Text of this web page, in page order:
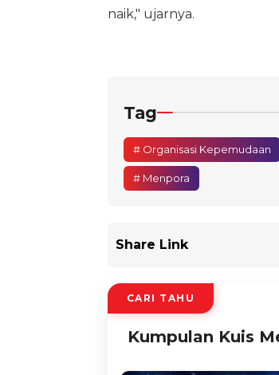
naik," ujarnya.
Tag
# Organisasi Kepemudaan
# Menpora
Share Link
CARI TAHU
Kumpulan Kuis